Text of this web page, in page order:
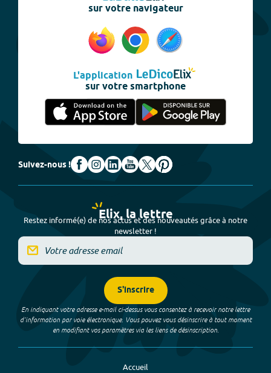
sur votre navigateur
L'application
sur votre smartphone
Suivez-nous !
Elix, la lettre
Restez informé(e) de nos actus et des nouveautés grâce à notre
newsletter !
S'inscrire
En indiquant votre adresse e-mail ci-dessus vous consentez à recevoir notre lettre
d’information par voie électronique. Vous pouvez vous désinscrire à tout moment
en modifiant vos paramètres via les liens de désinscription.
Accueil